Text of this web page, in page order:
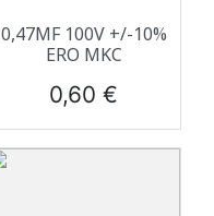
0,47ΜF 100V +/-10%
ERO MKC
Prix
0,60 €